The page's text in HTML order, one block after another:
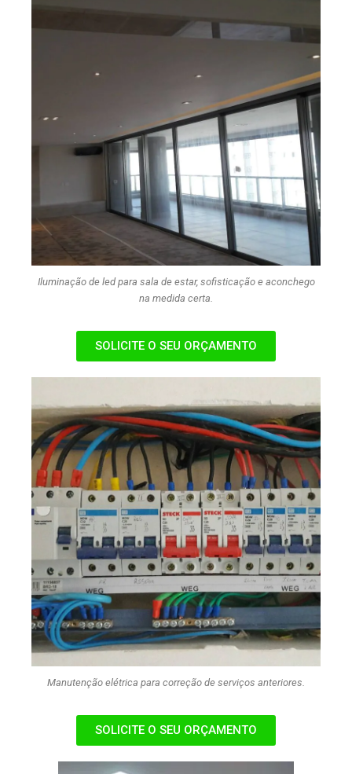
Iluminação de led para sala de estar, sofisticação e aconchego
na medida certa.
SOLICITE O SEU ORÇAMENTO
Manutenção elétrica para correção de serviços anteriores.
SOLICITE O SEU ORÇAMENTO